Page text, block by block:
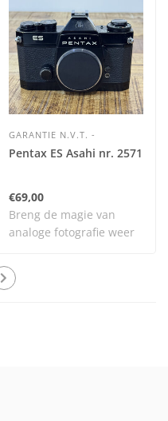
GARANTIE N.V.T. -
Pentax ES Asahi nr. 2571
€69,00
Breng de magie van
analoge fotografie weer